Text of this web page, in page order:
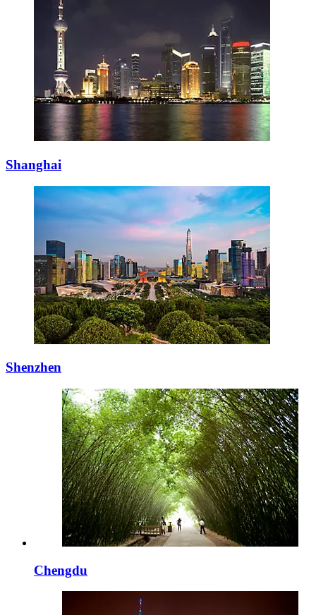
Shanghai
Shenzhen
Chengdu